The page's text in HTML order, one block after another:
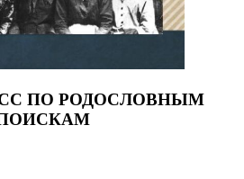
ПО РОДОСЛОВНЫМ